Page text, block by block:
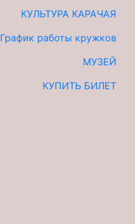
КУЛЬТУРА КАРАЧАЯ
График работы кружков
МУЗЕЙ
КУПИТЬ БИЛЕТ